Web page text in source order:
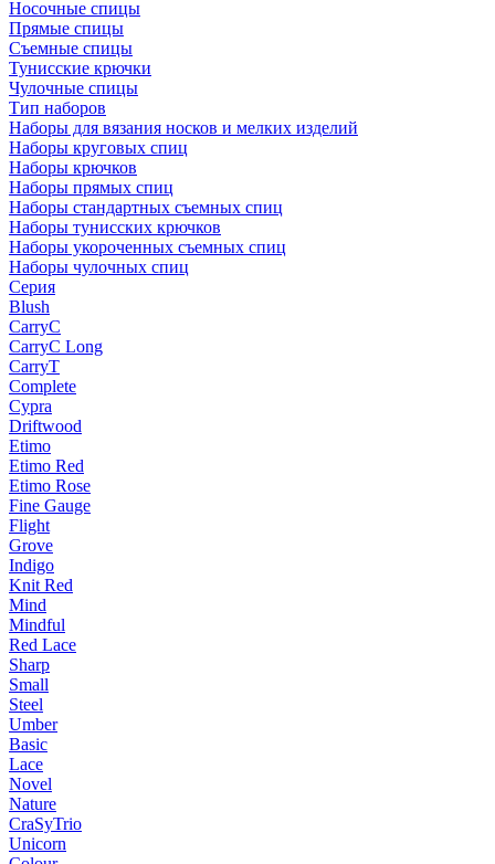
Носочные спицы
Прямые спицы
Съемные спицы
Тунисские крючки
Чулочные спицы
Тип наборов
Наборы для вязания носков и мелких изделий
Наборы круговых спиц
Наборы крючков
Наборы прямых спиц
Наборы стандартных съемных спиц
Наборы тунисских крючков
Наборы укороченных съемных спиц
Наборы чулочных спиц
Серия
Blush
CarryC
CarryC Long
CarryT
Complete
Cypra
Driftwood
Etimo
Etimo Red
Etimo Rose
Fine Gauge
Flight
Grove
Indigo
Knit Red
Mind
Mindful
Red Lace
Sharp
Small
Steel
Umber
Basic
Lace
Novel
Nature
CraSyTrio
Unicorn